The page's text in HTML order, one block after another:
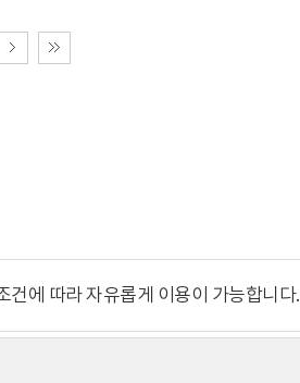
건에 따라 자유롭게 이용이 가능합니다.